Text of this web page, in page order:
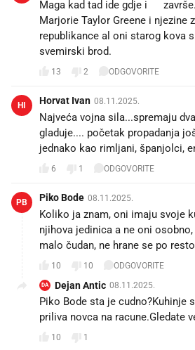
Maga kad tad ide gdje i
Marjorie Taylor Greene i njezine
republikance al oni starog kova
svemirski brod.
13 2 ODGOVORITE
HI Horvat Ivan 08.11.2025.
Najveća vojna sila...spremaju
gladuje.... početak propadanja
jednako kao rimljani, španjolci,
6 1 ODGOVORITE
PB Piko Bode 08.11.2025.
Koliko ja znam, oni imaju svoje
njihova jedinica a ne oni
malo čudan, ne hrane se po
10 10 ODGOVORITE
DA Dejan Antic 08.11.2025.
Piko Bode sta je cudno?Kuhinje
priliva novca na racune.Gledate
10 1